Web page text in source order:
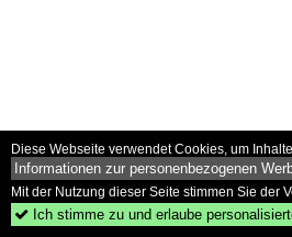
Diese Webseite verwendet Cookies, um
Informationen zur personenbezogenen
Mit der Nutzung dieser Seite stimmen Sie der
 Ich stimme zu und erlaube